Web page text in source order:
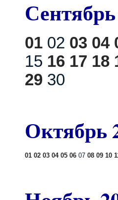
Сентябрь
0102 03 04
15 16 17 18
29 30
Октябрь
01 02 03 04 05 0607 08 09 10